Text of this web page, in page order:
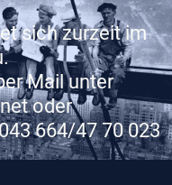
sich zurzeit im
Mail unter
oder
664/47 70 023